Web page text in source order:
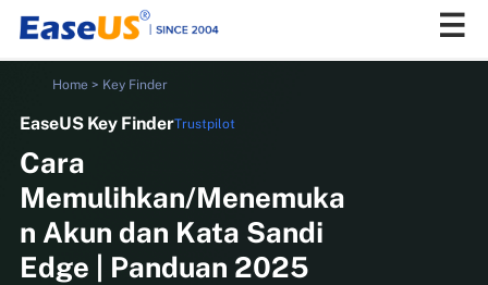
EaseUS
Home > Key Finder
EaseUS Key FinderTrustpilot
Cara
Memulihkan/Menemuka
n Akun dan Kata Sandi
Edge | Panduan 2025